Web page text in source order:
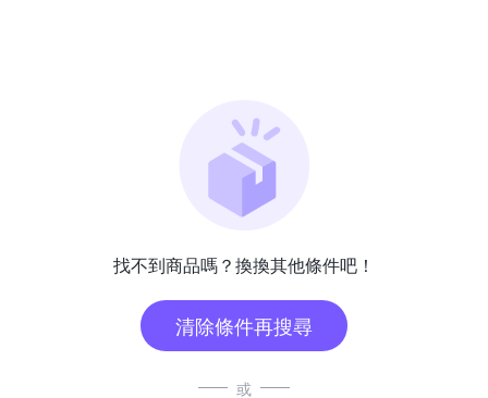
找不到商品嗎？換換其他條件吧！
清除條件再搜尋
或